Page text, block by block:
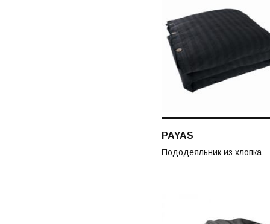
PAYAS
Пододеяльник из хлопка